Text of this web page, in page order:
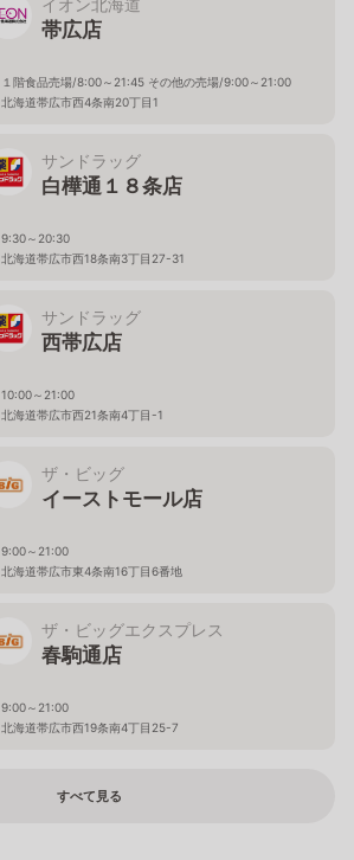
帯広店
１階食品売場/8:00～21:45 その他の売場/9:00～21:00
北海道帯広市西4条南20丁目1
サンドラッグ
白樺通１８条店
9:30～20:30
北海道帯広市西18条南3丁目27-31
サンドラッグ
西帯広店
10:00～21:00
北海道帯広市西21条南4丁目-1
ザ・ビッグ
イーストモール店
9:00～21:00
北海道帯広市東4条南16丁目6番地
ザ・ビッグエクスプレス
春駒通店
9:00～21:00
北海道帯広市西19条南4丁目25-7
すべて見る